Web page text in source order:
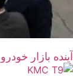
آینده بازار